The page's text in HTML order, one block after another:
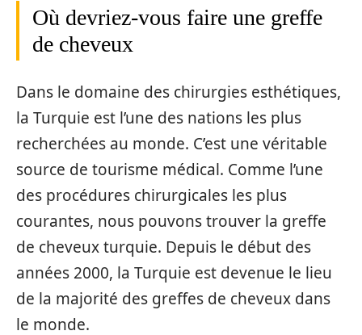
Où devriez-vous faire une greffe
de cheveux
Dans le domaine des chirurgies esthétiques,
la Turquie est l’une des nations les plus
recherchées au monde. C’est une véritable
source de tourisme médical. Comme l’une
des procédures chirurgicales les plus
courantes, nous pouvons trouver la greffe
de cheveux turquie. Depuis le début des
années 2000, la Turquie est devenue le lieu
de la majorité des greffes de cheveux dans
le monde.